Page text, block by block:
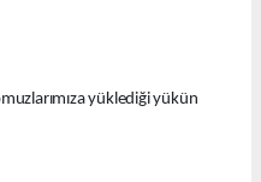
yüklediği yükün